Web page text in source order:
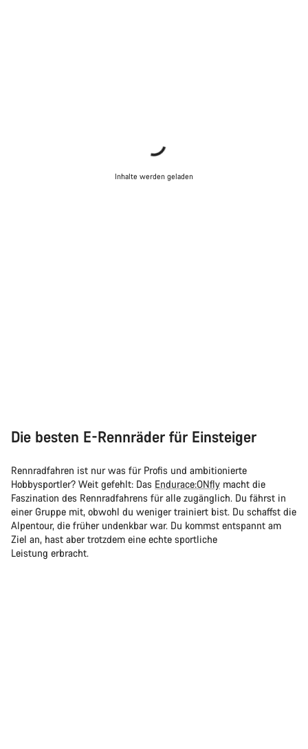
Inhalte werden geladen
Die besten E-Rennräder für Einsteiger
Rennradfahren ist nur was für Profis und ambitionierte
Hobbysportler? Weit gefehlt: Das Endurace:ONfly macht die
Faszination des Rennradfahrens für alle zugänglich. Du fährst in
einer Gruppe mit, obwohl du weniger trainiert bist. Du schaffst die
Alpentour, die früher undenkbar war. Du kommst entspannt am
Ziel an, hast aber trotzdem eine echte sportliche
Leistung erbracht.